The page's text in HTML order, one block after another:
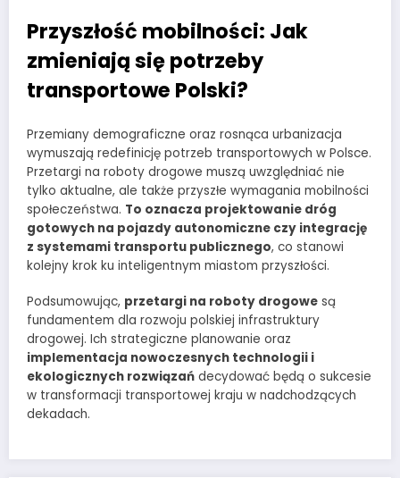
Przyszłość mobilności: Jak
zmieniają się potrzeby
transportowe Polski?
Przemiany demograficzne oraz rosnąca urbanizacja
wymuszają redefinicję potrzeb transportowych w Polsce.
Przetargi na roboty drogowe muszą uwzględniać nie
tylko aktualne, ale także przyszłe wymagania mobilności
społeczeństwa. To oznacza projektowanie dróg
gotowych na pojazdy autonomiczne czy integrację
z systemami transportu publicznego, co stanowi
kolejny krok ku inteligentnym miastom przyszłości.
Podsumowując, przetargi na roboty drogowe są
fundamentem dla rozwoju polskiej infrastruktury
drogowej. Ich strategiczne planowanie oraz
implementacja nowoczesnych technologii i
ekologicznych rozwiązań decydować będą o sukcesie
w transformacji transportowej kraju w nadchodzących
dekadach.